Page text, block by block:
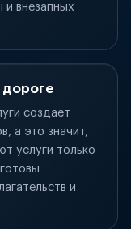
и внезапных
создаёт
а это значит,
услуги только
и